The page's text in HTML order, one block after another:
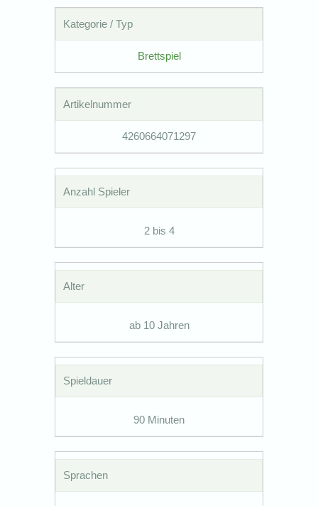
Kategorie / Typ
Brettspiel
Artikelnummer
4260664071297
Anzahl Spieler
2 bis 4
Alter
ab 10 Jahren
Spieldauer
90 Minuten
Sprachen